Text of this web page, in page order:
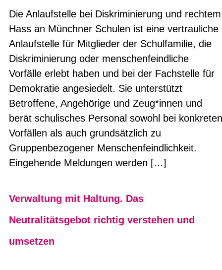
Die Anlaufstelle bei Diskriminierung und rechtem
Hass an Münchner Schulen ist eine vertrauliche
Anlaufstelle für Mitglieder der Schulfamilie, die
Diskriminierung oder menschenfeindliche
Vorfälle erlebt haben und bei der Fachstelle für
Demokratie angesiedelt. Sie unterstützt
Betroffene, Angehörige und Zeug*innen und
berät schulisches Personal sowohl bei konkreten
Vorfällen als auch grundsätzlich zu
Gruppenbezogener Menschenfeindlichkeit.
Eingehende Meldungen werden […]
Verwaltung mit Haltung. Das
Neutralitätsgebot richtig verstehen und
umsetzen